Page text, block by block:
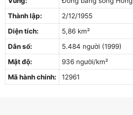
Thành lập:
2/12/1955
Diện tích:
5,86 km²
Dân số:
5.484 người (1999)
Mật độ:
936 người/km²
Mã hành chính:
12961